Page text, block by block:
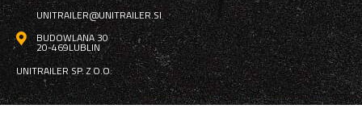
UNITRAILER@UNITRAILER.SI
BUDOWLANA 30
20-469LUBLIN
UNITRAILER SP. Z O.O.